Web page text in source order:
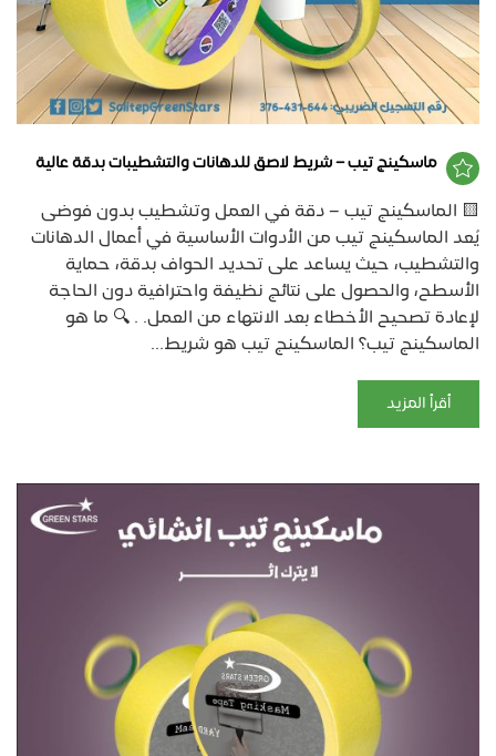
ماسكينج تيب – شريط لاصق للدهانات والتشطيبات بدقة عالية
🟨 الماسكينج تيب – دقة في العمل وتشطيب بدون فوضى
يُعد الماسكينج تيب من الأدوات الأساسية في أعمال الدهانات
والتشطيب، حيث يساعد على تحديد الحواف بدقة، حماية
الأسطح، والحصول على نتائج نظيفة واحترافية دون الحاجة
لإعادة تصحيح الأخطاء بعد الانتهاء من العمل. . 🔍 ما هو
الماسكينج تيب؟ الماسكينج تيب هو شريط...
أقرأ المزيد